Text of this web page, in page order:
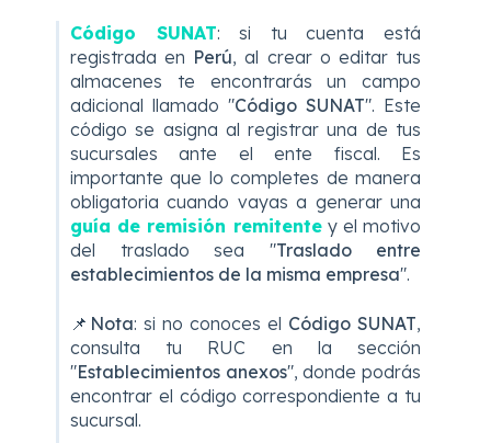
Código SUNAT: si tu cuenta está
registrada en Perú, al crear o editar tus
almacenes te encontrarás un campo
adicional llamado "Código SUNAT". Este
código se asigna al registrar una de tus
sucursales ante el ente fiscal. Es
importante que lo completes de manera
obligatoria cuando vayas a generar una
guía de remisión remitentey el motivo
del traslado sea "Traslado entre
establecimientos de la misma empresa".
📌Nota: si no conoces el Código SUNAT,
consulta tu RUC en la sección
"Establecimientos anexos", donde podrás
encontrar el código correspondiente a tu
sucursal.